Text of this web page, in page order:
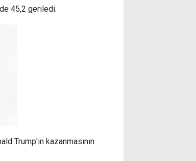
45,2 geriledi.
Trump'ın kazanmasının